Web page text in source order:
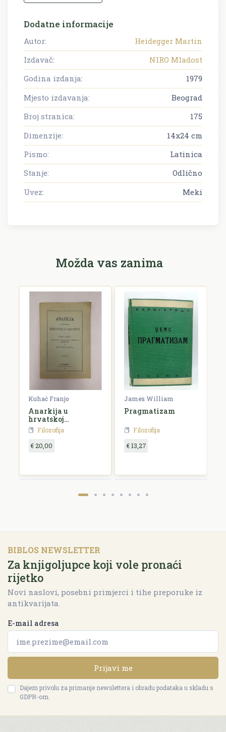
Dodatne informacije
Autor:
Heidegger Martin
Izdavač:
NIRO Mladost
Godina izdanja:
1979
Mjesto izdavanja:
Beograd
Broj stranica:
175
Dimenzije:
14x24 cm
Pismo:
Latinica
Stanje:
Odlično
Uvez:
Meki
Možda vas zanima
Kuhač Franjo
Anarkija u
hrvatskoj
književnosti i
umjetnosti
Filozofija
€ 20,00
James William
Pragmatizam
Filozofija
€ 13,27
BIBLOS NEWSLETTER
Za knjigoljupce koji vole pronaći
rijetko
Novi naslovi, posebni primjerci i tihe preporuke iz
antikvarijata.
E-mail adresa
Prijavi me
Dajem privolu za primanje newslettera i obradu podataka u skladu s
GDPR-om.